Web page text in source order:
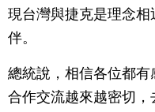
現台灣與捷克是理念
伴。
總統說，相信各位都
合作交流越來越密切